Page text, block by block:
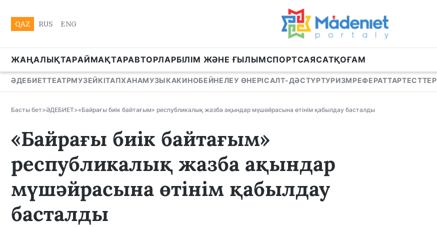
QAZ RUS ENG
ЖАҢАЛЫҚТАРАЙМАҚТАРАВТОРЛАРБІЛІМ ЖӘНЕ ҒЫЛЫМСПОРТСАЯСАТҚОҒАМ
ӘДЕБИЕТТЕАТРМУЗЕЙКІТАПХАНАМУЗЫКАКИНОБЕЙНЕЛЕУ ӨНЕРІСАЛТ-ДӘСТҮРТУРИЗМРЕФЕРАТТАРТЕСТТЕР
Басты бет>ӘДЕБИЕТ>«Байрағы биік байтағым» республикалық жазба ақындар мүшәйрасына өтінім қабылдау басталды
«Байрағы биік байтағым»
республикалық жазба ақындар
мүшәйрасына өтінім қабылдау
басталды